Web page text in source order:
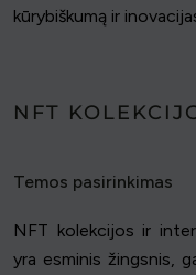
kūrybiškumą ir
NFT
Temos pasirinkimas
NFT kolekcijos ir
yra esminis žingsnis,